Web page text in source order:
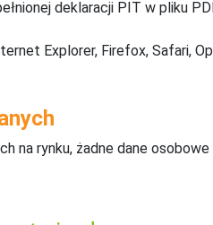
deklaracji PIT w pliku
Explorer, Firefox, Safari,
na rynku, żadne dane